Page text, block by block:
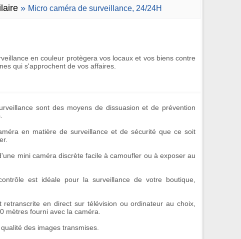
» Micro caméra de surveillance, 24/24H
en couleur protègera vos locaux et vos biens contre
qui s'approchent de vos affaires.
sont des moyens de dissuasion et de prévention
en matière de surveillance et de sécurité que ce soit
mini caméra discrète facile à camoufler ou à exposer au
est idéale pour la surveillance de votre boutique,
retranscrite en direct sur télévision ou ordinateur au choix,
mètres fourni avec la caméra.
des images transmises.